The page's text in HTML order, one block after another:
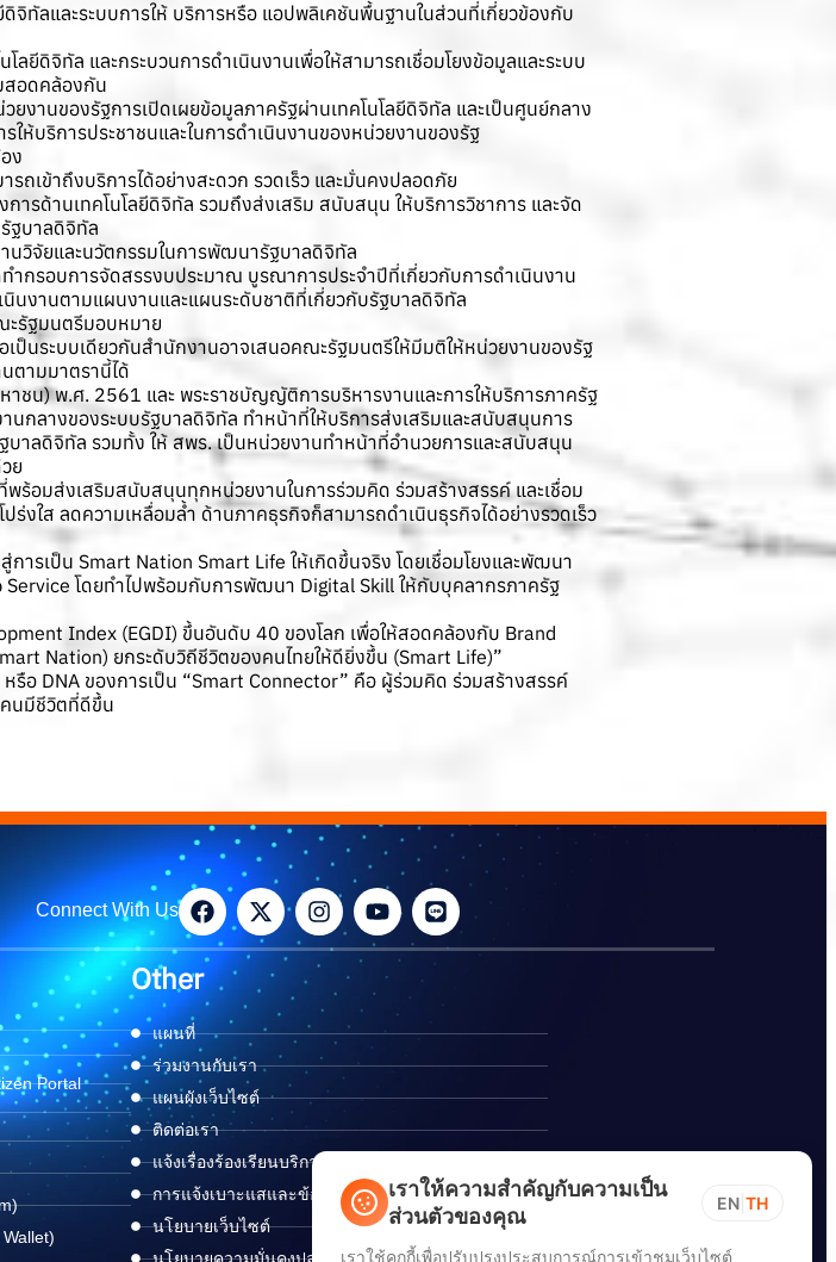
จิทัลและระบบการให้ บริการหรือ แอปพลิเคชันพื้นฐานในส่วนที่เกี่ยวข้องกับ
ยีดิจิทัล และกระบวนการดําเนินงานเพื่อให้สามารถเชื่อมโยงข้อมูลและระบบ
สอดคล้องกัน
งานของรัฐการเปิดเผยข้อมูลภาครัฐผ่านเทคโนโลยีดิจิทัล และเป็นศูนย์กลาง
ห้บริการประชาชนและในการดําเนินงานของหน่วยงานของรัฐ
ง
เข้าถึงบริการได้อย่างสะดวก รวดเร็ว และมั่นคงปลอดภัย
รด้านเทคโนโลยีดิจิทัล รวมถึงส่งเสริม สนับสนุน ให้บริการวิชาการ และจัด
ฐบาลดิจิทัล
นวิจัยและนวัตกรรมในการพัฒนารัฐบาลดิจิทัล
กรอบการจัดสรรงบประมาณ บูรณาการประจําปีที่เกี่ยวกับการดําเนินงาน
งานตามแผนงานและแผนระดับชาติที่เกี่ยวกับรัฐบาลดิจิทัล
รัฐมนตรีมอบหมาย
ป็นระบบเดียวกันสํานักงานอาจเสนอคณะรัฐมนตรีให้มีมติให้หน่วยงานของรัฐ
ตามมาตรานี้ได้
น) พ.ศ. 2561 และ พระราชบัญญัติการบริหารงานและการให้บริการภาครัฐ
กลางของระบบรัฐบาลดิจิทัล ทำหน้าที่ให้บริการส่งเสริมและสนับสนุนการ
าลดิจิทัล รวมทั้ง ให้ สพร. เป็นหน่วยงานทำหน้าที่อำนวยการและสนับสนุน
ย
ร้อมส่งเสริมสนับสนุนทุกหน่วยงานในการร่วมคิด ร่วมสร้างสรรค์ และเชื่อม
ร่งใส ลดความเหลื่อมล้ำ ด้านภาคธุรกิจก็สามารถดำเนินธุรกิจได้อย่างรวดเร็ว
ารเป็น Smart Nation Smart Life ให้เกิดขึ้นจริง โดยเชื่อมโยงและพัฒนา
Service โดยทำไปพร้อมกับการพัฒนา Digital Skill ให้กับบุคลากรภาครัฐ
Index (EGDI) ขึ้นอันดับ 40 ของโลก เพื่อให้สอดคล้องกับ Brand
Nation) ยกระดับวิถีชีวิตของคนไทยให้ดียิ่งขึ้น (Smart Life)”
รือ DNA ของการเป็น “Smart Connector” คือ ผู้ร่วมคิด ร่วมสร้างสรรค์
คนมีชีวิตที่ดีขึ้น
Connect With Us
Portal
Other
แผนที่
ร่วมงานกับเรา
แผนผังเว็บไซต์
ติดต่อเรา
แจ้งเรื่องร้องเรียนบริการ
การแจ้งเบาะแสและข้อร้องเรียนการทุจริต
นโยบายเว็บไซต์
เราให้ความสำคัญกับความเป็น
ส่วนตัวของคุณ
EN TH
เราใช้คุกกี้เพื่อปรับปรุงประสบการณ์การเข้าชมเว็บไซต์